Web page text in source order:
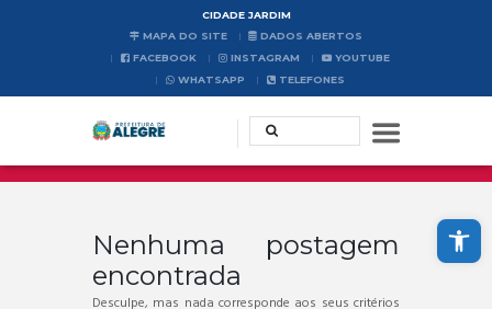
Abrir a barra de ferramentas
CIDADE JARDIM
MAPA DO SITE
DADOS ABERTOS
FACEBOOK
INSTAGRAM
YOUTUBE
WHATSAPP
TELEFONES
Nenhuma postagem
encontrada
Desculpe, mas nada corresponde aos seus critérios